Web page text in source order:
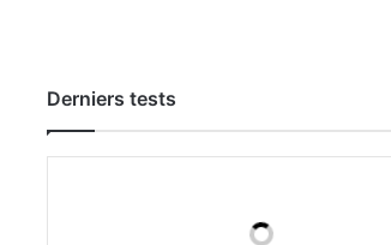
Derniers tests